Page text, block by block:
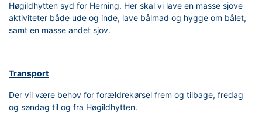
Høgildhytten syd for Herning. Her skal vi lave en masse sjove
aktiviteter både ude og inde, lave bålmad og hygge om bålet,
samt en masse andet sjov.
Transport
Der vil være behov for forældrekørsel frem og tilbage, fredag
og søndag til og fra Høgildhytten.